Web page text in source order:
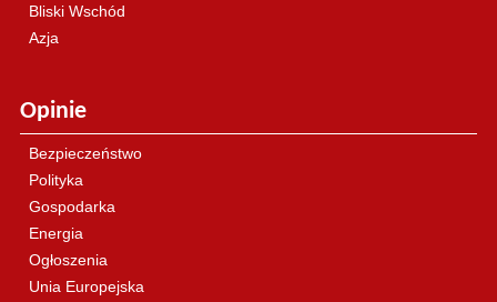
Bliski Wschód
Azja
Opinie
Bezpieczeństwo
Polityka
Gospodarka
Energia
Ogłoszenia
Unia Europejska